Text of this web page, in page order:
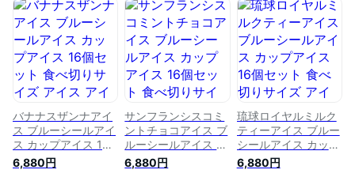
ルアイスクリーム 沖
縄土産 沖縄アイス
ギフト 送料無料 運
動会 カップ 紅イモ
お取り寄せグルメ お
歳暮 ホームパーティ
コロナ 応援 自宅で
沖縄 沖縄
ブルーシールアイス
クリーム 沖縄土産
沖縄アイス ギフト
送料無料 お取り寄せ
グルメ お歳暮 さと
うきび 黒糖 ホーム
パーティ コロナ 自
宅で沖縄
イスクリーム 沖縄土
産 沖縄アイス ギフ
ト 送料無 お取り寄
せグルメ お歳暮 紅
やまいも ヘルシー
ホームパーティ コロ
ナ 応援 自宅で沖縄
沖縄特産
バナナスザンナアイ
ス ブルーシールアイ
ス カップアイス 16
個セット 食べ切りサ
イズ アイス アイス
6,880円
サンフランシスコミ
ントチョコアイス ブ
ルーシールアイス カ
ップアイス 16個セッ
ト 食べ切りサイズ
6,880円
琉球ロイヤルミルク
ティーアイス ブルー
シールアイス カップ
アイス 16個セット
食べ切りサイズ アイ
6,880円